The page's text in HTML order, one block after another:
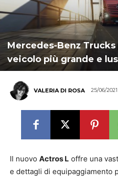
Mercedes-Benz
veicolo più grande e
VALERIA DI ROSA 25/06/2021
Il nuovo Actros L offre una
e dettagli di equipaggiamento